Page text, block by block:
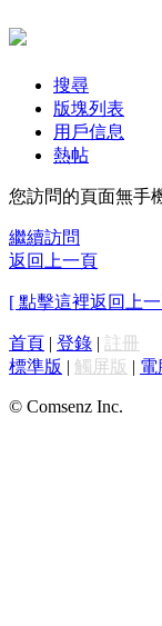
搜尋
版塊列表
用戶信息
熱帖
您訪問的頁面無手
繼續訪問
返回上一頁
[ 點擊這裡返回上
首頁 | 登錄 | 註冊
標準版 | 觸屏版 | 電
© Comsenz Inc.